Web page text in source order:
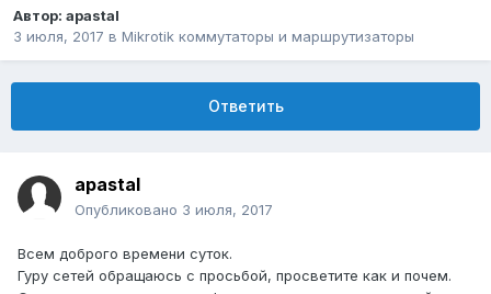
Автор: apastal
3 июля, 2017 в Mikrotik коммутаторы и маршрутизаторы
Ответить
apastal
Опубликовано 3 июля, 2017
Всем доброго времени суток.
Гуру сетей обращаюсь с просьбой, просветите как и почем.